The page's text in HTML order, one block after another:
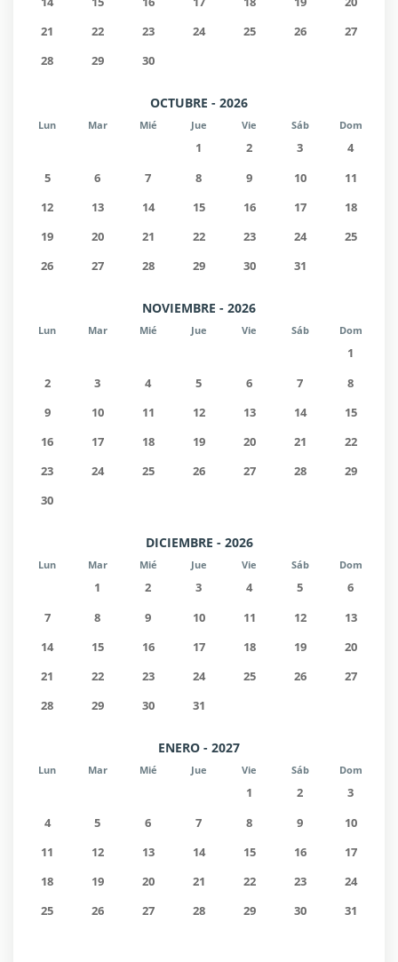
21
22 23 24 25 26
27
28
29 30
OCTUBRE - 2026
Lun Mar Mié Jue Vie Sáb Dom
1 2 3
4
5
6 7 8 9 10
11
12
13 14 15 16 17
18
19
20 21 22 23 24
25
26
27 28 29 30 31
NOVIEMBRE - 2026
Lun Mar Mié Jue Vie Sáb Dom
1
2
3 4 5 6 7
8
9
10 11 12 13 14
15
16
17 18 19 20 21
22
23
24 25 26 27 28
29
30
DICIEMBRE - 2026
Lun Mar Mié Jue Vie Sáb Dom
1 2 3 4 5
6
7
8 9 10 11 12
13
14
15 16 17 18 19
20
21
22 23 24 25 26
27
28
29 30 31
ENERO - 2027
Lun Mar Mié Jue Vie Sáb Dom
1 2
3
4
5 6 7 8 9
10
11
12 13 14 15 16
17
18
19 20 21 22 23
24
25
26 27 28 29 30 31